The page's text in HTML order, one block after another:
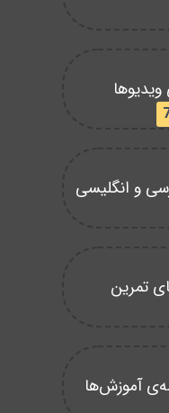
و انگلیسی
تمرین
آموزش‌ها